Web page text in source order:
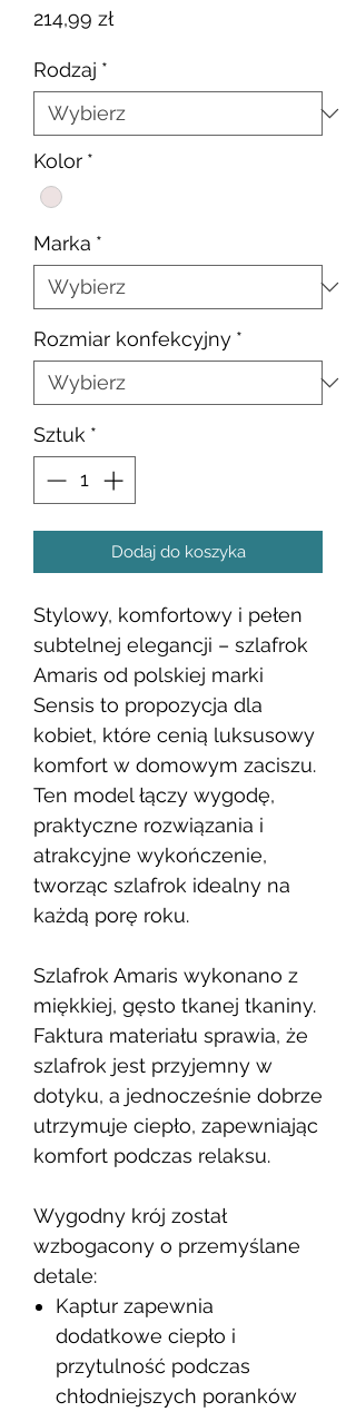
214,99 złCena
Rodzaj *
Kolor *
Marka *
Rozmiar konfekcyjny *
Sztuk *
Dodaj do koszyka
Stylowy, komfortowy i pełen
subtelnej elegancji – szlafrok
Amaris od polskiej marki
Sensis to propozycja dla
kobiet, które cenią luksusowy
komfort w domowym zaciszu.
Ten model łączy wygodę,
praktyczne rozwiązania i
atrakcyjne wykończenie,
tworząc szlafrok idealny na
każdą porę roku.
Szlafrok Amaris wykonano z
miękkiej, gęsto tkanej tkaniny.
Faktura materiału sprawia, że
szlafrok jest przyjemny w
dotyku, a jednocześnie dobrze
utrzymuje ciepło, zapewniając
komfort podczas relaksu.
Wygodny krój został
wzbogacony o przemyślane
detale:
Kaptur zapewnia
dodatkowe ciepło i
przytulność podczas
chłodniejszych poranków